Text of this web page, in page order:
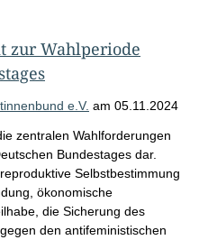
zur Wahlperiode
e.V. am 05.11.2024
zentralen Wahlforderungen
Bundestages dar.
Selbstbestimmung
ökonomische
die Sicherung des
den antifeministischen